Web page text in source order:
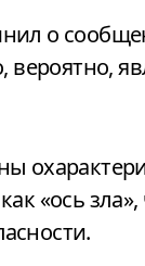
о
вероятно,
«ось